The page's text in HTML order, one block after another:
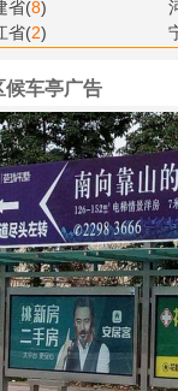
省(8)
省(2)
候车亭广告